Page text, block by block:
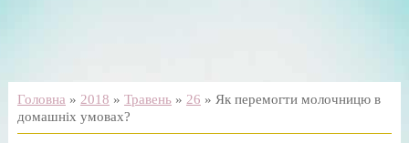
Головна » 2018 » Травень » 26 » Як перемогти молочницю в
домашніх умовах?